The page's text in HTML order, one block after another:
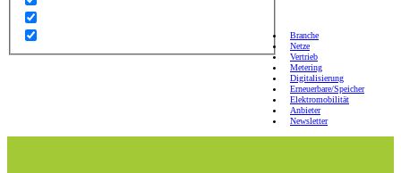
Branche
Netze
Vertrieb
Metering
Digitalisierung
Erneuerbare/Speicher
Elektromobilität
Anbieter
Newsletter